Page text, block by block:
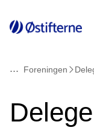
... Foreningen